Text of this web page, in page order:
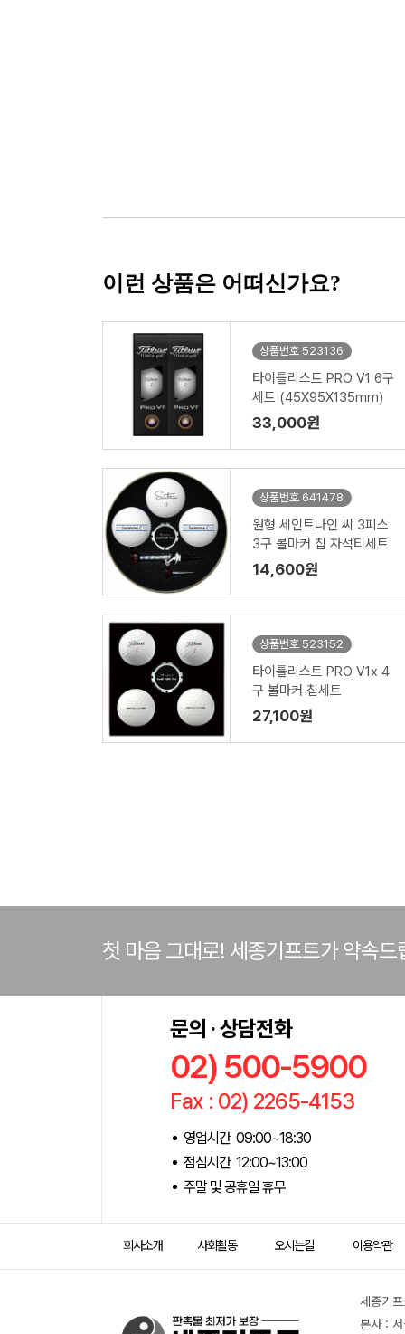
이런 상품은 어떠신가요?
상품번호 523136
타이틀리스트 PRO V1 6구
세트 (45X95X135mm)
33,000원
상품번호 641478
원형 세인트나인 씨 3피스
3구 볼마커 칩 자석티세트
14,600원
상품번호 523152
타이틀리스트 PRO V1x 4
구 볼마커 칩세트
27,100원
첫 마음 그대로! 세종기프트가 약속드
문의 · 상담전화
02) 500-5900
Fax : 02) 2265-4153
영업시간 09:00~18:30
점심시간 12:00~13:00
주말 및 공휴일 휴무
회사소개 사회활동 오시는길 이용약관
세종기
본사 :